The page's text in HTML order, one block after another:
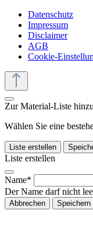
Datenschutz
Impressum
Disclaimer
AGB
Cookie-
Zur Material-Liste
Wählen Sie eine
Liste erstellen
Liste erstellen
Name*
Der Name darf nicht
Abbrechen Speichern